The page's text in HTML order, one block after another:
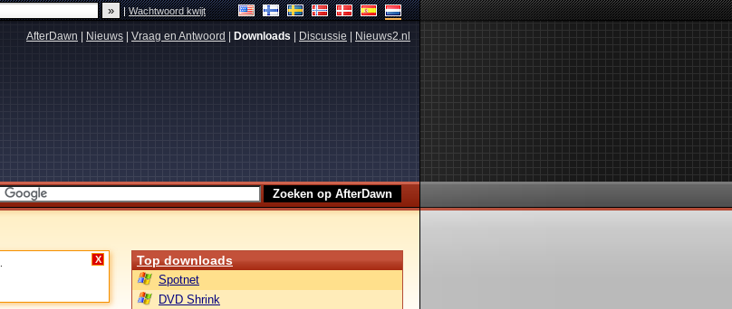
|Wachtwoord kwijt
AfterDawn Nieuws Vraag en Antwoord Downloads Discussie Nieuws2.nl
X Top downloads
Spotnet
DVD Shrink